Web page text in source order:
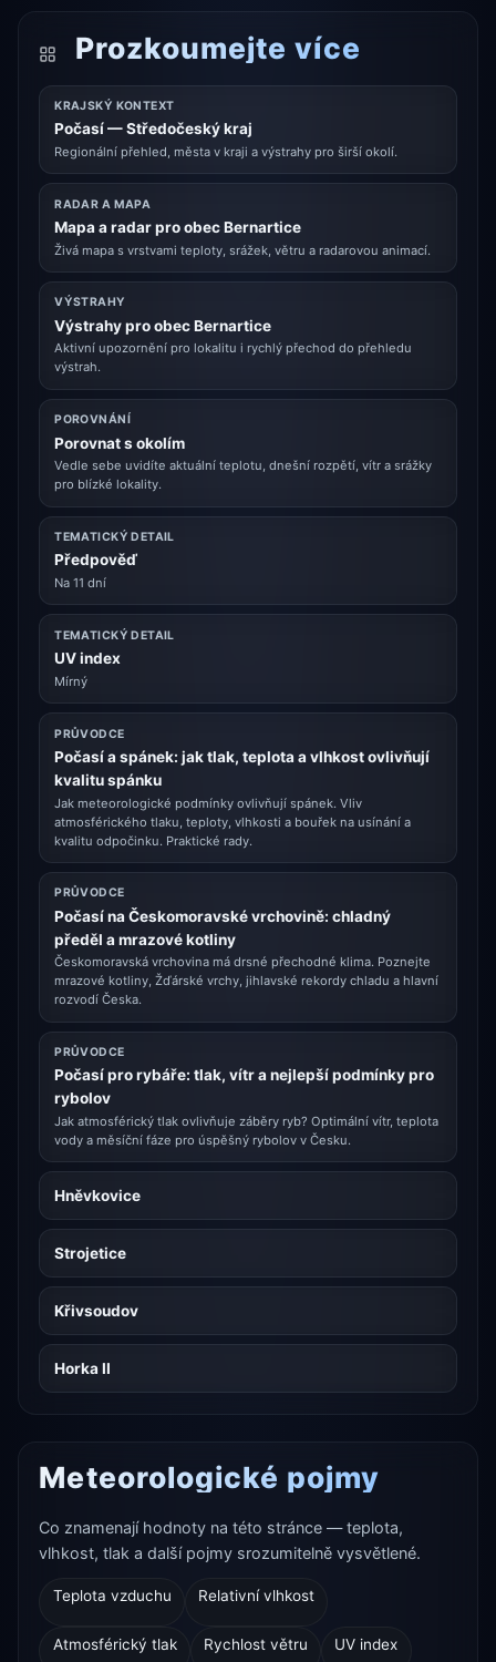
Prozkoumejte více
KRAJSKÝ KONTEXT
Počasí — Středočeský kraj
Regionální přehled, města v kraji a výstrahy pro širší okolí.
RADAR A MAPA
Mapa a radar pro obec Bernartice
Živá mapa s vrstvami teploty, srážek, větru a radarovou animací.
VÝSTRAHY
Výstrahy pro obec Bernartice
Aktivní upozornění pro lokalitu i rychlý přechod do přehledu
výstrah.
POROVNÁNÍ
Porovnat s okolím
Vedle sebe uvidíte aktuální teplotu, dnešní rozpětí, vítr a srážky
pro blízké lokality.
TEMATICKÝ DETAIL
Předpověď
Na 11 dní
TEMATICKÝ DETAIL
UV index
Mírný
PRŮVODCE
Počasí a spánek: jak tlak, teplota a vlhkost ovlivňují
kvalitu spánku
Jak meteorologické podmínky ovlivňují spánek. Vliv
atmosférického tlaku, teploty, vlhkosti a bouřek na usínání a
kvalitu odpočinku. Praktické rady.
PRŮVODCE
Počasí na Českomoravské vrchovině: chladný
předěl a mrazové kotliny
Českomoravská vrchovina má drsné přechodné klima. Poznejte
mrazové kotliny, Žďárské vrchy, jihlavské rekordy chladu a hlavní
rozvodí Česka.
PRŮVODCE
Počasí pro rybáře: tlak, vítr a nejlepší podmínky pro
rybolov
Jak atmosférický tlak ovlivňuje záběry ryb? Optimální vítr, teplota
vody a měsíční fáze pro úspěšný rybolov v Česku.
Hněvkovice
Strojetice
Křivsoudov
Horka II
Meteorologické pojmy
Co znamenají hodnoty na této stránce — teplota,
vlhkost, tlak a další pojmy srozumitelně vysvětlené.
Teplota vzduchu Relativní vlhkost
Atmosférický tlak Rychlost větru UV index